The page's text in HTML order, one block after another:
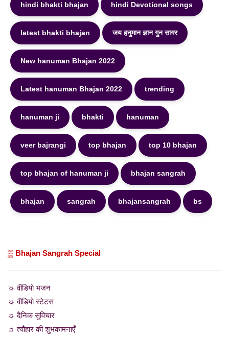
hindi bhakti bhajan hindi Devotional songs
latest bhakti bhajan जय हनुमान ज्ञान गुन सागर
New hanuman Bhajan 2022
Latest hanuman Bhajan 2022 trending
hanuman ji bhakti hanuman
veer bajrangi top bhajan top 10 bhajan
top bhajan of hanuman ji bhajan sangrah
bhajan sangrah bhajansangrah bs
▒ Bhajan Sangrah Special
☼ वीडियो भजन
☼ वीडियो स्टेटस
☼ दैनिक सुविचार
☼ त्यौहार की शुभकामनाएँ